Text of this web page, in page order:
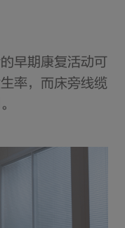
早期康复活动可
率，而床旁线缆